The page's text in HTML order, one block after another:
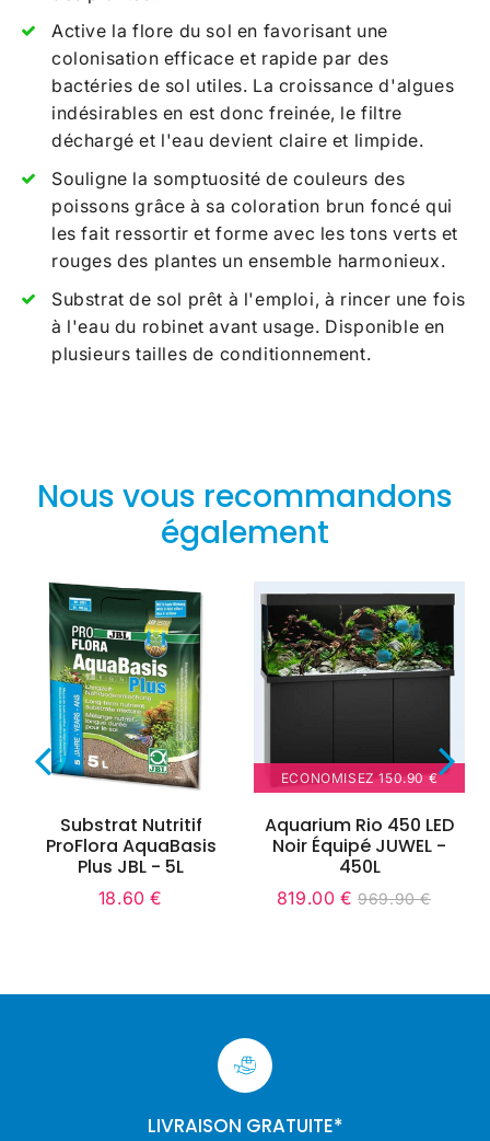
Active la flore du sol en favorisant une
colonisation efficace et rapide par des
bactéries de sol utiles. La croissance d'algues
indésirables en est donc freinée, le filtre
déchargé et l'eau devient claire et limpide.
Souligne la somptuosité de couleurs des
poissons grâce à sa coloration brun foncé qui
les fait ressortir et forme avec les tons verts et
rouges des plantes un ensemble harmonieux.
Substrat de sol prêt à l'emploi, à rincer une fois
à l'eau du robinet avant usage. Disponible en
plusieurs tailles de conditionnement.
Nous vous recommandons
également
Substrat Nutritif
ProFlora AquaBasis
Plus JBL - 5L
Prix
18.60 €
ECONOMISEZ 150.90 €
Aquarium Rio 450 LED
Noir Équipé JUWEL -
450L
Prix
819.00 € 819.00
Prix
969.90 €
LIVRAISON GRATUITE*